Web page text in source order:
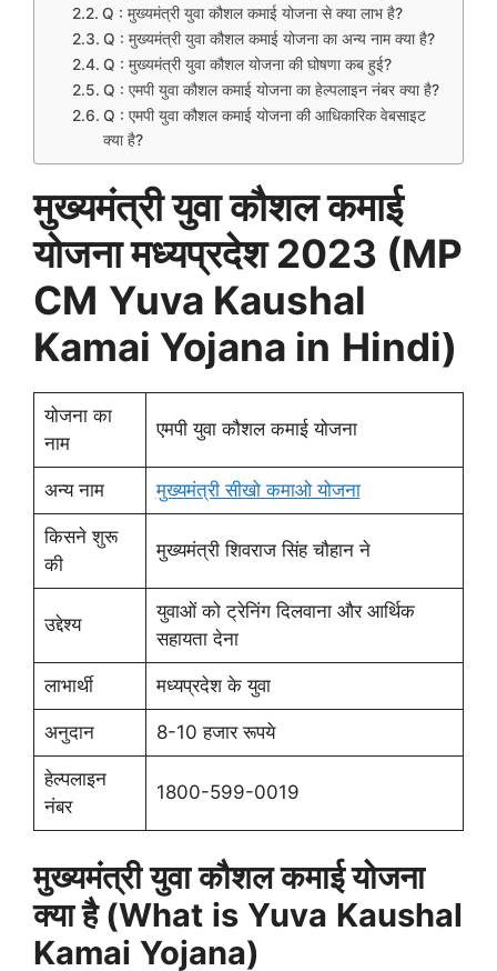
Q : मुख्यमंत्री युवा कौशल कमाई योजना से क्या लाभ है?
Q : मुख्यमंत्री युवा कौशल कमाई योजना का अन्य नाम क्या है?
Q : मुख्यमंत्री युवा कौशल योजना की घोषणा कब हुई?
Q : एमपी युवा कौशल कमाई योजना का हेल्पलाइन नंबर क्या है?
Q : एमपी युवा कौशल कमाई योजना की आधिकारिक वेबसाइट
क्या है?
मुख्यमंत्री युवा कौशल कमाई
योजना मध्यप्रदेश 2023 (MP
CM Yuva Kaushal
Kamai Yojana in Hindi)
योजना का
नाम
एमपी युवा कौशल कमाई योजना
अन्य नाम मुख्यमंत्री सीखो कमाओ योजना
किसने शुरू
की
मुख्यमंत्री शिवराज सिंह चौहान ने
उद्देश्य
युवाओं को ट्रेनिंग दिलवाना और आर्थिक
सहायता देना
लाभार्थी मध्यप्रदेश के युवा
अनुदान 8-10 हजार रूपये
हेल्पलाइन
नंबर
1800-599-0019
मुख्यमंत्री युवा कौशल कमाई योजना
क्या है (What is Yuva Kaushal
Kamai Yojana)